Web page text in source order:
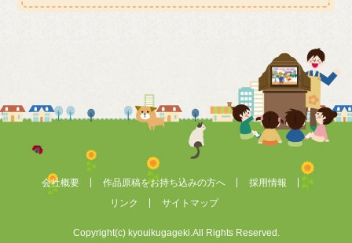
会社概要 作品原稿をお持ち込みの方へ
採用情報
リンク
サイトマップ
Copyright(c) kyouikugageki.All Rights Reserved.